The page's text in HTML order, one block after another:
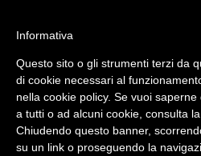
Indietro
INSERTO X TESTA ELETTRONICA >
Informativa
Questo sito o gli strumenti terzi da
di cookie necessari al
nella cookie policy. Se vuoi
a tutti o ad alcuni cookie, consulta la
Chiudendo questo banner,
su un link o proseguendo la